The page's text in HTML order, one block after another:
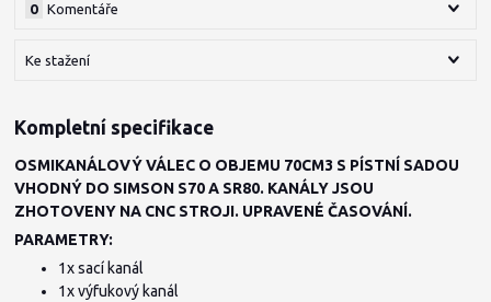
Komentáře
0
Ke stažení
Kompletní specifikace
OSMIKANÁLOVÝ VÁLEC O OBJEMU 70CM3 S PÍSTNÍ SADOU
VHODNÝ DO SIMSON S70 A SR80. KANÁLY JSOU
ZHOTOVENY NA CNC STROJI. UPRAVENÉ ČASOVÁNÍ.
PARAMETRY:
1x sací kanál
1x výfukový kanál